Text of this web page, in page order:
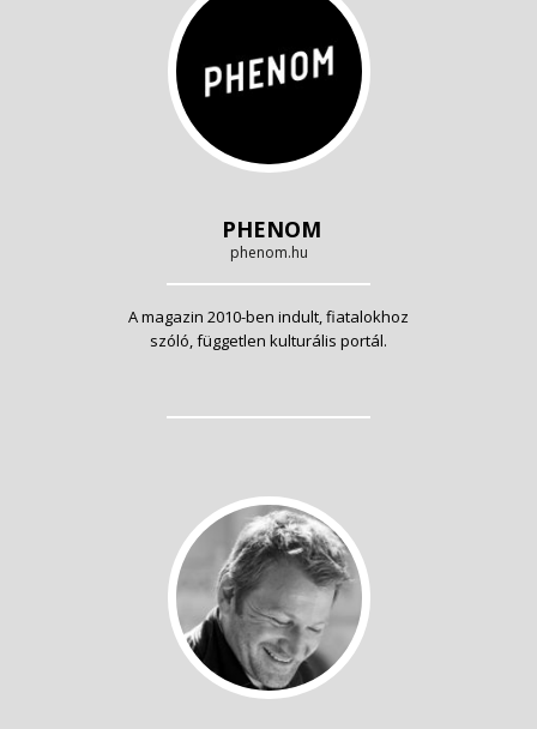
PHENOM
phenom.hu
A magazin 2010-ben indult, fiatalokhoz
szóló, független kulturális portál.